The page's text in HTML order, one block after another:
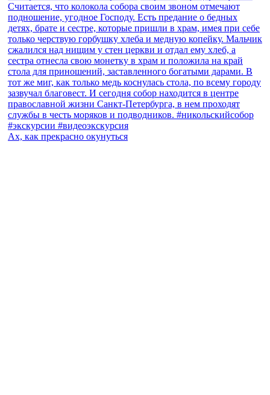
Ах, как прекрасно окунуться